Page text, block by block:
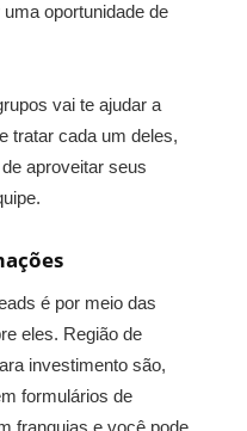
oportunidade de
vai te ajudar a
tratar cada um deles,
aproveitar seus
é por meio das
eles. Região de
investimento são,
formulários de
franquias e você pode